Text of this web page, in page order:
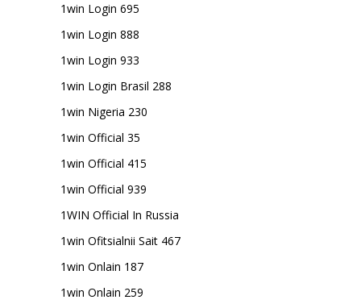
1win Login 695
1win Login 888
1win Login 933
1win Login Brasil 288
1win Nigeria 230
1win Official 35
1win Official 415
1win Official 939
1WIN Official In Russia
1win Ofitsialnii Sait 467
1win Onlain 187
1win Onlain 259